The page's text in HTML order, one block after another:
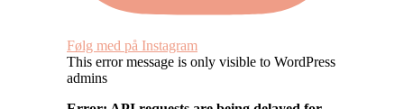
Følg med på Instagram
This error message is only visible to WordPress
admins